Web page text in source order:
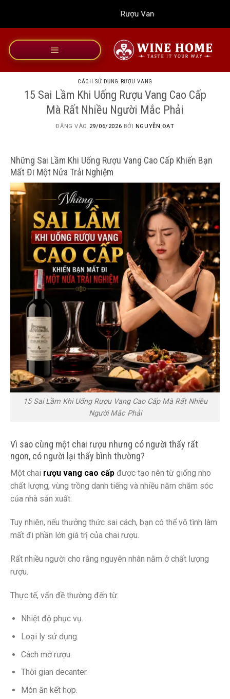
dung
Rượu Vang Wine Home
CÁCH SỬ DỤNG RƯỢU VANG
15 Sai Lầm Khi Uống Rượu Vang Cao Cấp
Mà Rất Nhiều Người Mắc Phải
ĐĂNG VÀO 29/06/2026 BỞI NGUYỄN ĐẠT
Những Sai Lầm Khi Uống Rượu Vang Cao Cấp Khiến Bạn
Mất Đi Một Nửa Trải Nghiệm
15 Sai Lầm Khi Uống Rượu Vang Cao Cấp Mà Rất Nhiều
Người Mắc Phải
Vì sao cùng một chai rượu nhưng có người thấy rất
ngon, có người lại thấy bình thường?
Một chai rượu vang cao cấp được tạo nên từ giống nho
chất lượng, vùng trồng danh tiếng và nhiều năm chăm sóc
của nhà sản xuất.
Tuy nhiên, nếu thưởng thức sai cách, bạn có thể vô tình làm
mất đi phần lớn giá trị của chai rượu.
Rất nhiều người cho rằng nguyên nhân nằm ở chất lượng
rượu.
Thực tế, vấn đề thường đến từ:
Nhiệt độ phục vụ.
Loại ly sử dụng.
Cách mở rượu.
Thời gian decanter.
Món ăn kết hợp.